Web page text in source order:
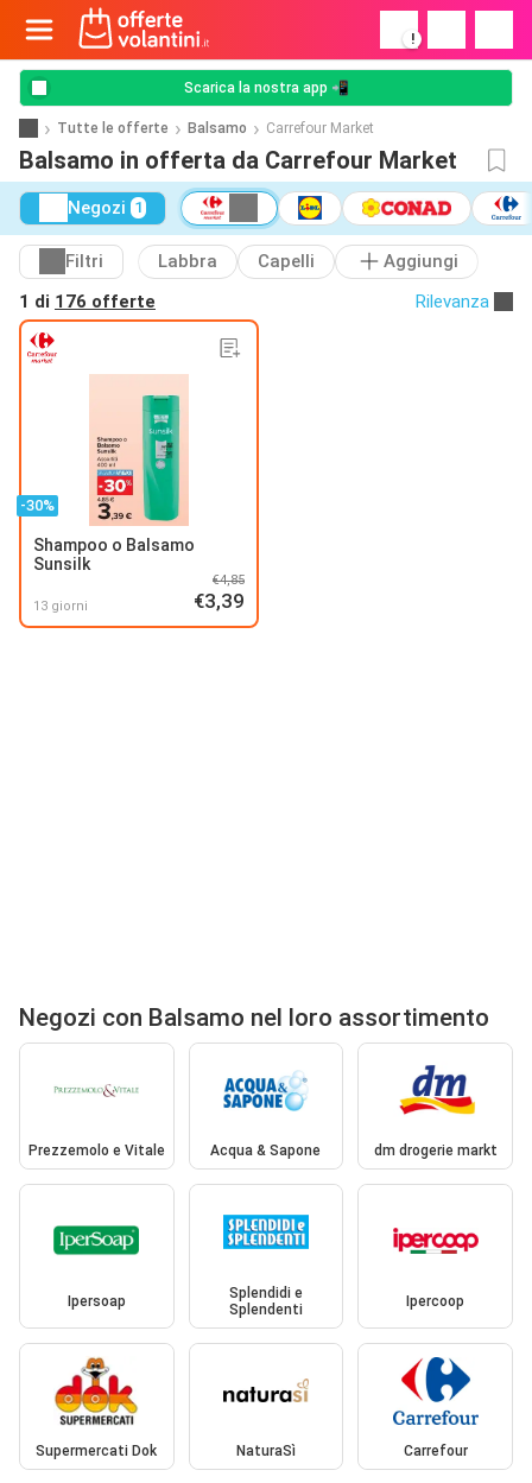
!
Scarica la nostra app 📲
Tutte le offerte Balsamo Carrefour Market
Balsamo in offerta da Carrefour Market
Negozi 1
Filtri Labbra Capelli
Aggiungi
1 di 176 offerte Rilevanza
-30%
Shampoo o Balsamo
Sunsilk
13 giorni
€4,85
€3,39
Negozi con Balsamo nel loro assortimento
Prezzemolo e Vitale Acqua & Sapone dm drogerie markt
Ipersoap
Splendidi e
Splendenti
Ipercoop
Supermercati Dok NaturaSì Carrefour